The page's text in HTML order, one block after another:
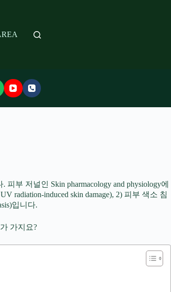
부 저널인 Skin pharmacology and physiology에
induced skin damage), 2) 피부 색소 침
입니다.
가지요?